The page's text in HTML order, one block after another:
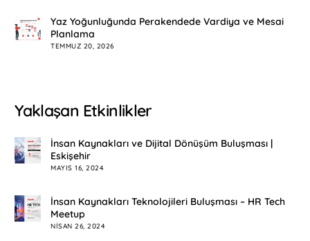
Yaz Yoğunluğunda Perakendede Vardiya ve Mesai
Planlama
TEMMUZ 20, 2026
Yaklaşan Etkinlikler
İnsan Kaynakları ve Dijital Dönüşüm Buluşması |
Eskişehir
MAYIS 16, 2024
İnsan Kaynakları Teknolojileri Buluşması – HR Tech
Meetup
NISAN 26, 2024